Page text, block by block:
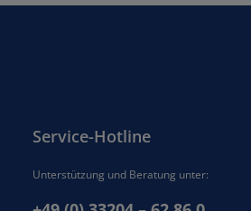
Service-Hotline
Unterstützung und Beratung unter: